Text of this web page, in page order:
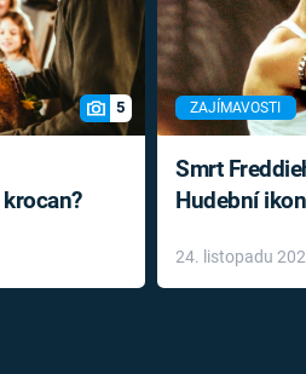
5 ZAJÍMAVOSTI
Smrt
Hudební
léky
24. listopadu